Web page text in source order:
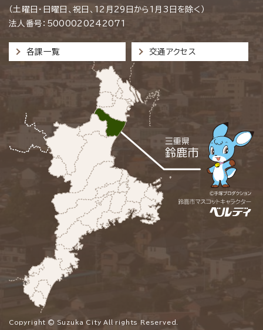
（土曜日・日曜日、祝日、12月29日から1月3日を除く）
法人番号：5000020242071
各課一覧 交通アクセス
Copyright © Suzuka City All rights Reserved.